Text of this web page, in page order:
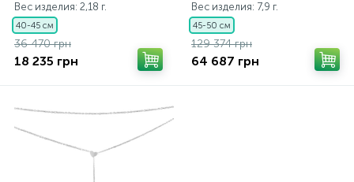
Вес изделия: 2,18 г.
40-45 см
36 470 грн
18 235 грн
Вес изделия: 7,9 г.
45-50 см
129 374 грн
64 687 грн